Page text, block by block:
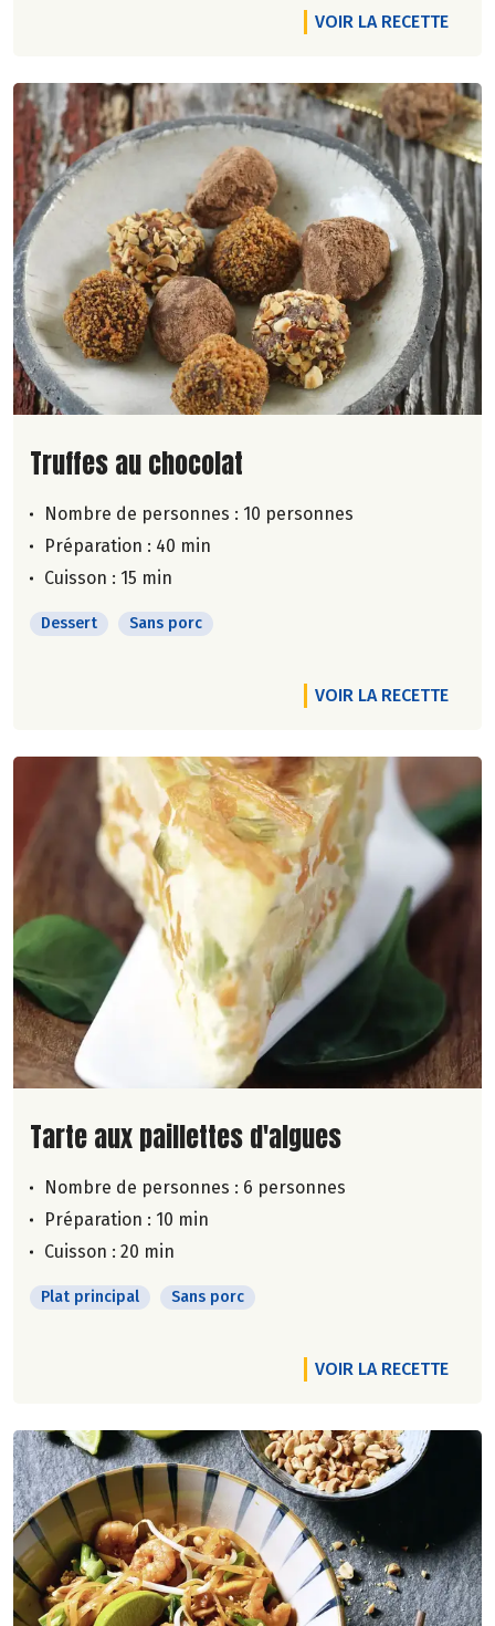
VOIR LA RECETTE
Lire la suite de la recette
Truffes au chocolat
Nombre de personnes : 10 personnes
Préparation : 40 min
Cuisson : 15 min
Dessert Sans porc
VOIR LA RECETTE
Lire la suite de la recette
Tarte aux paillettes d'algues
Nombre de personnes : 6 personnes
Préparation : 10 min
Cuisson : 20 min
Plat principal Sans porc
VOIR LA RECETTE